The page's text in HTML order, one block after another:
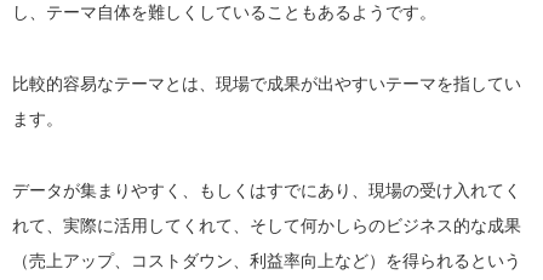
し、テーマ自体を難しくしていることもあるようです。
比較的容易なテーマとは、現場で成果が出やすいテーマを指してい
ます。
データが集まりやすく、もしくはすでにあり、現場の受け入れてく
れて、実際に活用してくれて、そして何かしらのビジネス的な成果
（売上アップ、コストダウン、利益率向上など）を得られるという